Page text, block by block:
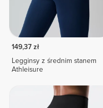
149,37 zł
Legginsy z średnim stanem
Athleisure